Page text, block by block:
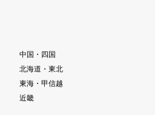
中国・四国
北海道・東北
東海・甲信越
近畿